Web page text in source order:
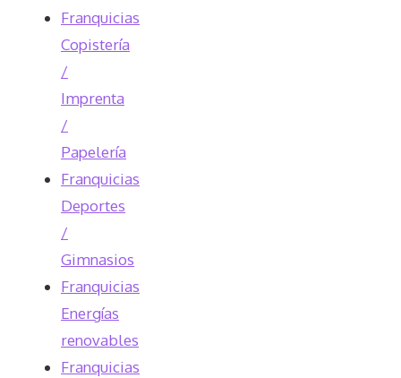
Franquicias
Copistería
/
Imprenta
/
Papelería
Franquicias
Deportes
/
Gimnasios
Franquicias
Energías
renovables
Franquicias